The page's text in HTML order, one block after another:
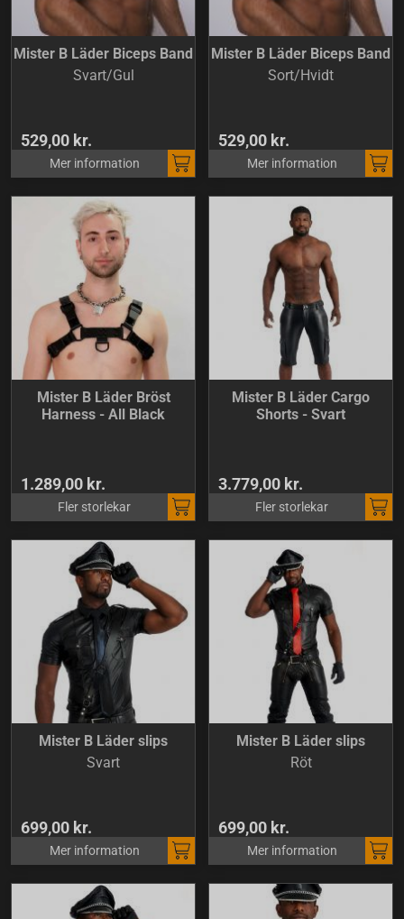
Mister B Läder Biceps Band
Svart/Gul
529,00 kr.
Mer information
Mister B Läder Biceps Band
Sort/Hvidt
529,00 kr.
Mer information
Mister B Läder Bröst
Harness - All Black
1.289,00 kr.
Fler storlekar
Mister B Läder Cargo
Shorts - Svart
3.779,00 kr.
Fler storlekar
Mister B Läder slips
Svart
699,00 kr.
Mer information
Mister B Läder slips
Röt
699,00 kr.
Mer information